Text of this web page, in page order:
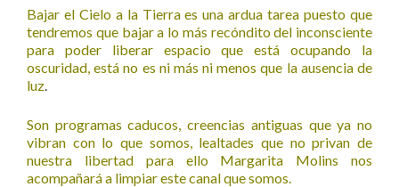
Bajar el Cielo a la Tierra es una ardua tarea puesto que
tendremos que bajar a lo más recóndito del inconsciente
para poder liberar espacio que está ocupando la
oscuridad, está no es ni más ni menos que la ausencia de
luz.
Son programas caducos, creencias antiguas que ya no
vibran con lo que somos, lealtades que no privan de
nuestra libertad para ello Margarita Molins nos
acompañará a limpiar este canal que somos.